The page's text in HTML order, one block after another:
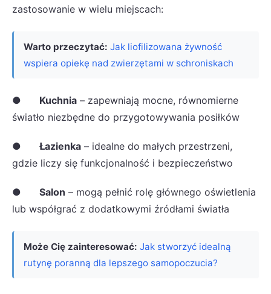
zastosowanie w wielu miejscach:
Warto przeczytać: Jak liofilizowana żywność
wspiera opiekę nad zwierzętami w schroniskach
● Kuchnia – zapewniają mocne, równomierne
światło niezbędne do przygotowywania posiłków
● Łazienka – idealne do małych przestrzeni,
gdzie liczy się funkcjonalność i bezpieczeństwo
● Salon – mogą pełnić rolę głównego oświetlenia
lub współgrać z dodatkowymi źródłami światła
Może Cię zainteresować: Jak stworzyć idealną
rutynę poranną dla lepszego samopoczucia?